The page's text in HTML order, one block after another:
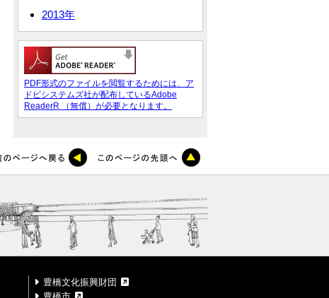
2013年
PDF形式のファイルを閲覧するためには、ア
ドビシステムズ社が配布しているAdobe
ReaderR （無償）が必要となります。
豊橋文化振興財団